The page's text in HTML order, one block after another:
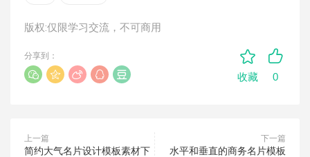
版权:仅限学习交流，不可商用
收藏 0
分享到：
上一篇
简约大气名片设计模板素材下
下一篇
水平和垂直的商务名片模板